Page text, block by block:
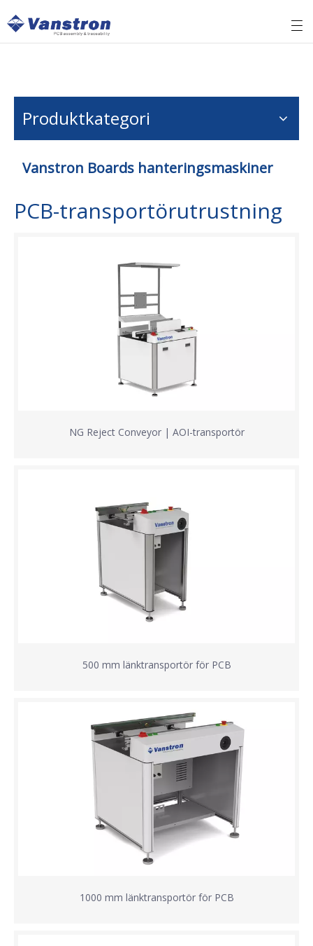
Produktkategori
Vanstron Boards hanteringsmaskiner
PCB-transportörutrustning
NG Reject Conveyor | AOI-transportör
500 mm länktransportör för PCB
1000 mm länktransportör för PCB